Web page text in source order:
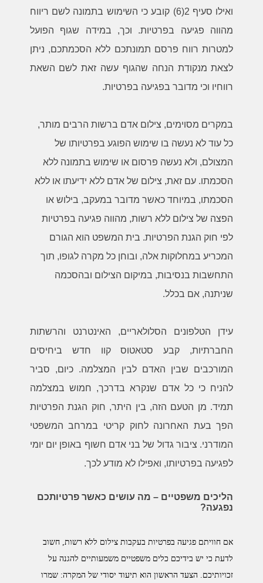
ואילו סעיף 2(6) קובע כי השימוש בתמונה לשם ריווח
מהווה פגיעה בפרטיות. וכך, במידה שגוף הפועל
למטרות רווח פרסם תמונתכם ללא הסכמתכם, ניתן
לצאת מנקודת הנחה שהגוף עשה זאת לשם השאת
רווחיו וכי מדובר בפגיעה בפרטיות.
במקרים מסוימים, צילום אדם ברשות הרבים מותר,
כל עוד לא נעשה בו שימוש הפוגע בפרטיותו של
המצולם, ולא נעשה פרסום או שימוש בתמונה ללא
הסכמתו. עם זאת, צילום של אדם ללא ידיעתו או ללא
הסכמתו, במיוחד כאשר מדובר במעקב, בילוש או
הפצה של צילום ללא רשות, מהווה פגיעה בפרטיות
לפי חוק הגנת הפרטיות. בית המשפט הוא הגורם
המכריע במחלוקות אלה, ובוחן כל מקרה לגופו, תוך
התחשבות בנסיבות, במיקום הצילום ובהסכמה
שניתנה, אם בכלל.
עידן הטלפונים הסלולאריים, האינטרנט והרשתות
החברתיות, קבע סטאטוס קוו חדש ביחיסים
המורכבים שבין האדם לבין המצלמה. כיום, סביר
להניח כי כל אדם שנקרא בדרכך, חמוש במצלמה
תמיד. מן הטעם הזה, בין היתר, חוק הגנת הפרטיות
הפך בעת האחרונה לחוק קריטי במרחב המשפטי
המודרני. ציבור גדול של בני אדם חשוף באופן יום יומי
לפגיעה בפרטיותו, ואפילו לא מודע לכך.
הליכים משפטיים – מה עושים כאשר פרטיותכם
נפגעה?
אם חוויתם פגיעה בפרטיות בעקבות צילום ללא רשות, חשוב
לדעת כי יש בידיכם כלים משפטיים משמעותיים להגנה על
זכויותיכם. הצעד הראשון הוא תיעוד יסודי של המקרה: שמרו